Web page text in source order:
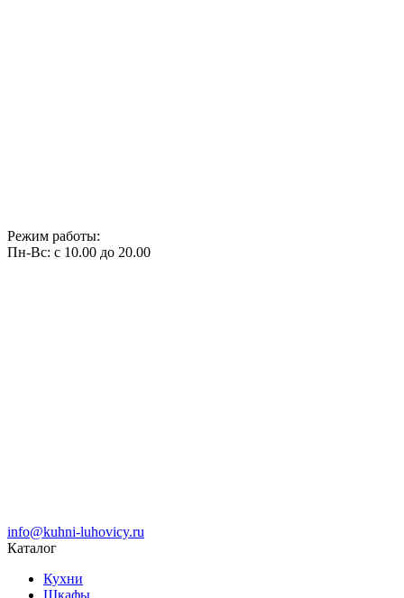
Режим работы:
Пн-Вс: с 10.00 до 20.00
info@kuhni-luhovicy.ru
Каталог
Кухни
Шкафы